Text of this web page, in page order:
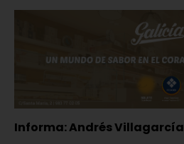
Informa: Andrés Villagarcía